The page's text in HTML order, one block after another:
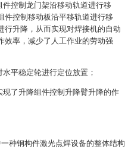
件控制龙门架沿移动轨道进行移
件控制移动板沿平移轨道进行移
行升降，从而实现对焊接机的自动
效率，减少了人工作业的劳动强
平稳定轮进行定位放置；
现了升降组件控制升降臂升降的作
种钢构件激光点焊设备的整体结构